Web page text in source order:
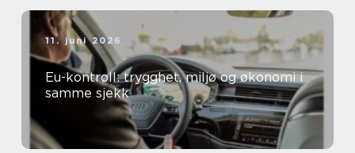
11. juni 2026
Eu-kontroll: trygghet, miljø og økonomi i
samme sjekk